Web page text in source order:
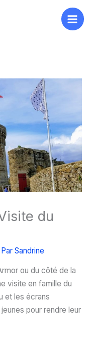
du
Sandrine
ou du côté de la
visite en famille du
et les écrans
pour rendre leur